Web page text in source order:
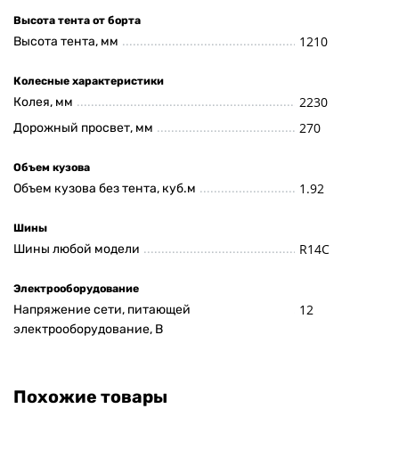
Высота тента от борта
Высота тента, мм 1210
Колесные характеристики
Колея, мм 2230
Дорожный просвет, мм 270
Объем кузова
Объем кузова без тента, куб.м 1.92
Шины
Шины любой модели R14C
Электрооборудование
Напряжение сети, питающей
электрооборудование, В
12
Похожие товары